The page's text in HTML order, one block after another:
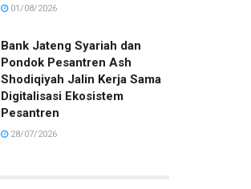
01/08/2026
Bank Jateng Syariah dan
Pondok Pesantren Ash
Shodiqiyah Jalin Kerja Sama
Digitalisasi Ekosistem
Pesantren
28/07/2026